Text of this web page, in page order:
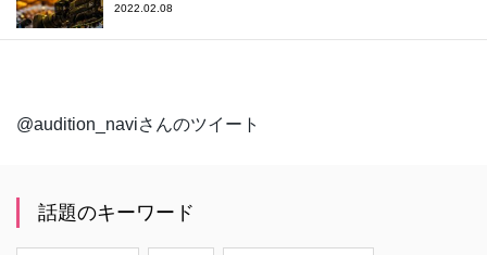
2022.02.08
@audition_naviさんのツイート
話題のキーワード